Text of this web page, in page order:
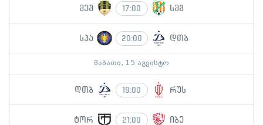
მეშ 17:00 სმგ
სპა 20:00 დთბ
შაბათი, 15 აგვისტო
დთბ 19:00 რუს
ტორ 21:00 იბე